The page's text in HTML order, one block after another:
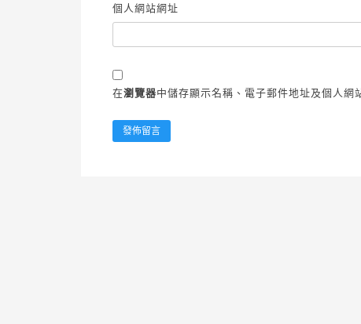
個人網站網址
在瀏覽器中儲存顯示名稱、電子郵件地址及個人網